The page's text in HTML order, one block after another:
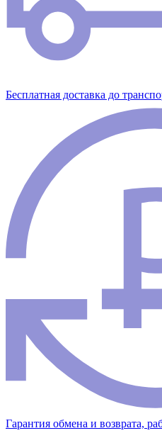
Бесплатная доставка до
Гарантия обмена и возврата,